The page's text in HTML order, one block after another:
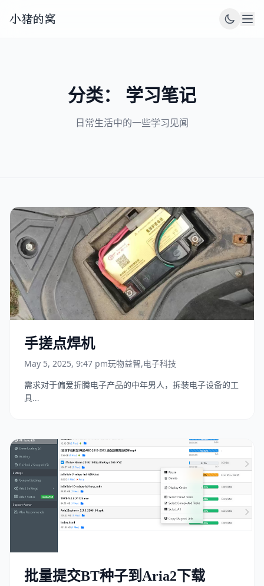
小猪的窝
分类： 学习笔记
日常生活中的一些学习见闻
手搓点焊机
May 5, 2025, 9:47 pm玩物益智,电子科技
需求对于偏爱折腾电子产品的中年男人，拆装电子设备的工
具...
批量提交BT种子到Aria2下载